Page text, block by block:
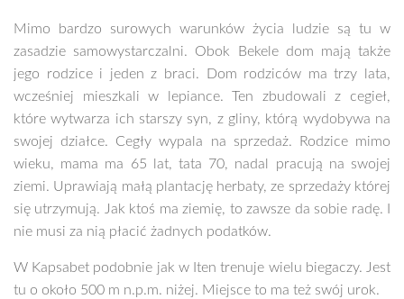
Mimo bardzo surowych warunków życia ludzie są tu w
zasadzie samowystarczalni. Obok Bekele dom mają także
jego rodzice i jeden z braci. Dom rodziców ma trzy lata,
wcześniej mieszkali w lepiance. Ten zbudowali z cegieł,
które wytwarza ich starszy syn, z gliny, którą wydobywa na
swojej działce. Cegły wypala na sprzedaż. Rodzice mimo
wieku, mama ma 65 lat, tata 70, nadal pracują na swojej
ziemi. Uprawiają małą plantację herbaty, ze sprzedaży której
się utrzymują. Jak ktoś ma ziemię, to zawsze da sobie radę. I
nie musi za nią płacić żadnych podatków.
W Kapsabet podobnie jak w Iten trenuje wielu biegaczy. Jest
tu o około 500 m n.p.m. niżej. Miejsce to ma też swój urok.